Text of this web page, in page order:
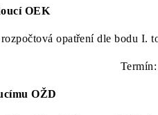
OEK
opatření dle bodu I.
OŽD